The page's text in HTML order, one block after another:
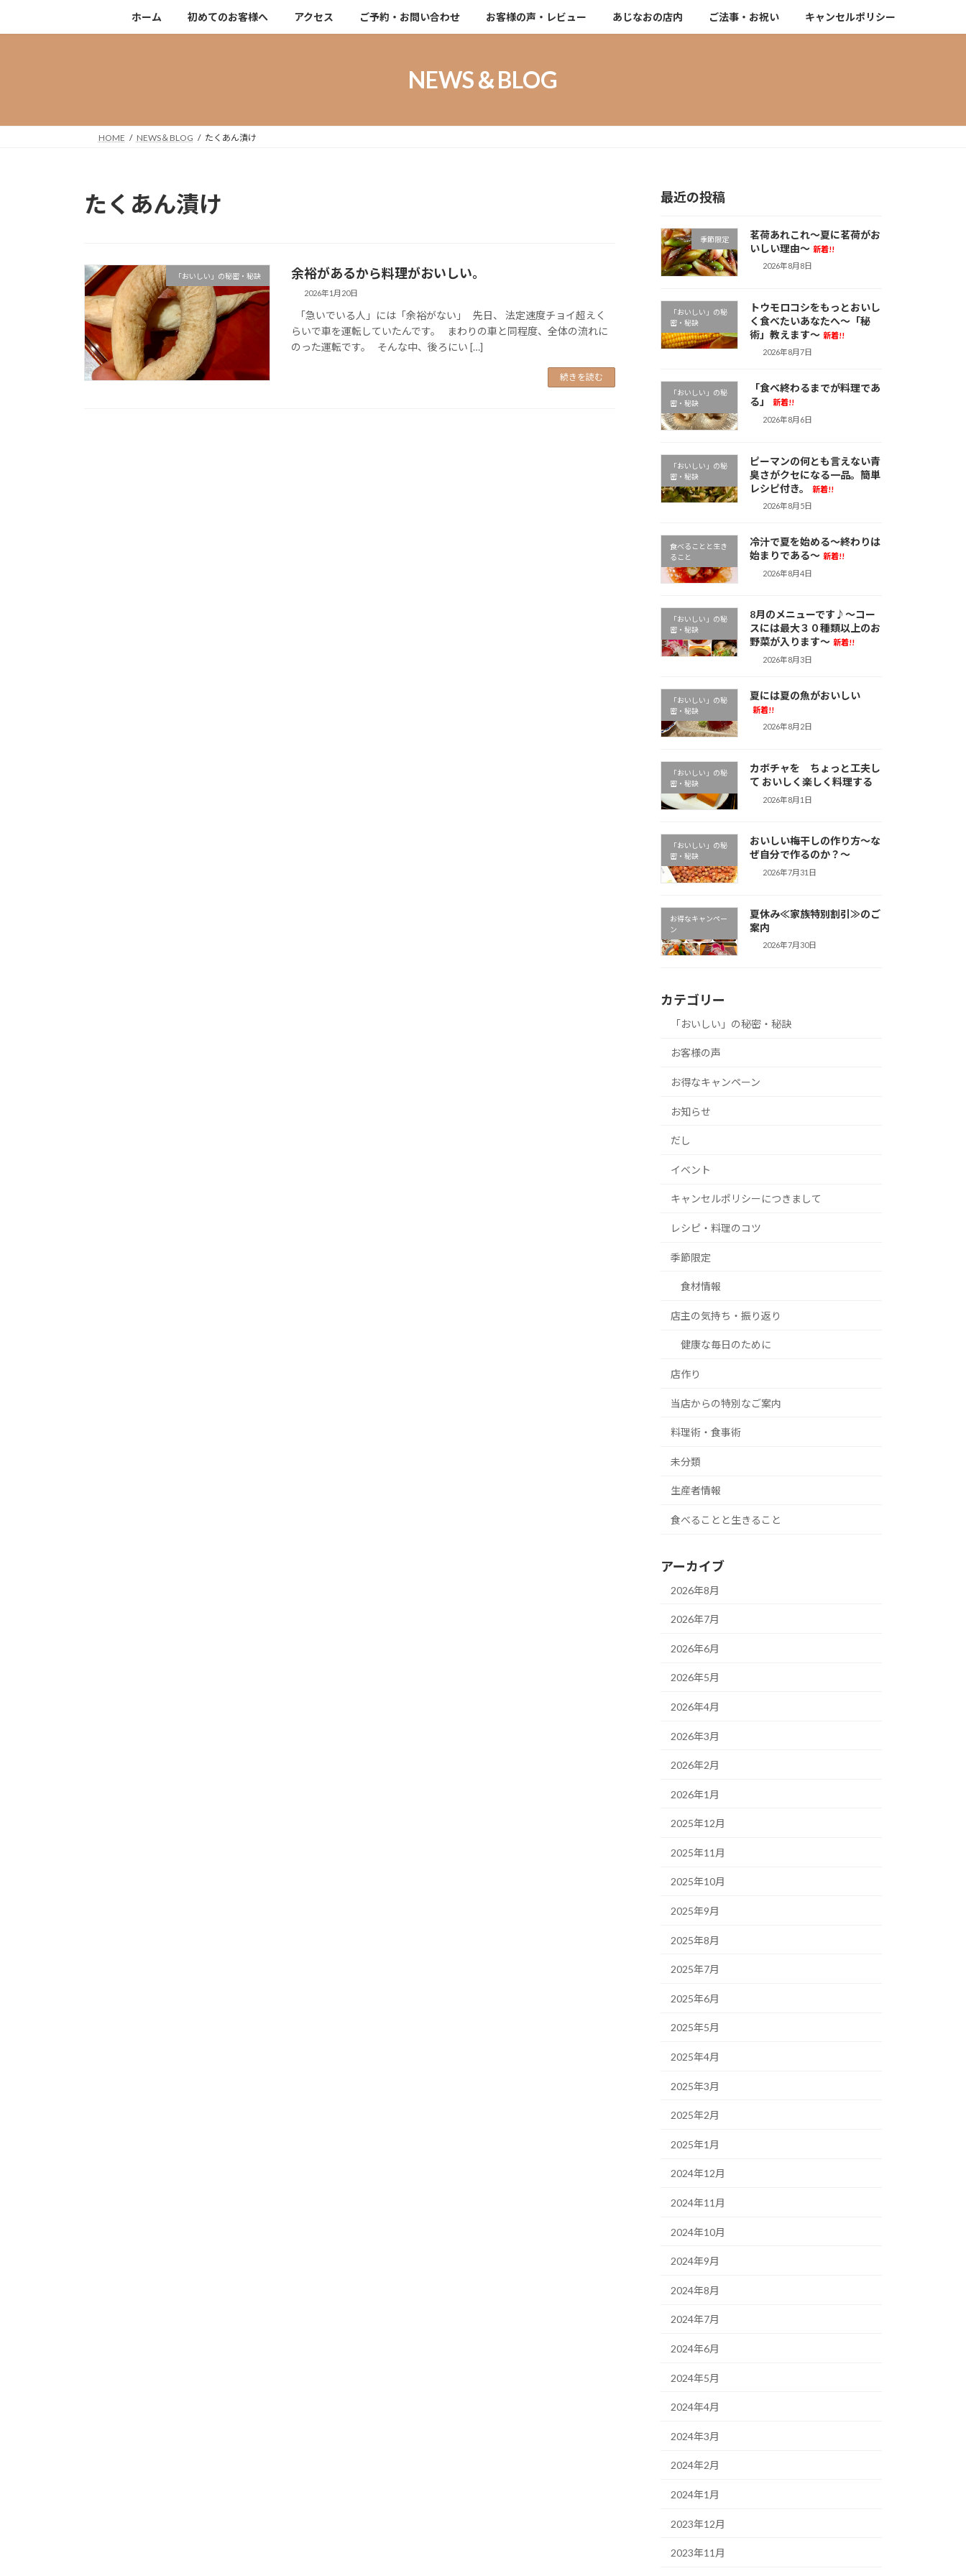
キ
に
ホーム 初めてのお客様へ アクセス ご予約・お問い合わせ お客様の声・レビュー あじなおの店内 ご法事・お祝い キャンセルポリシー
NEWS＆BLOG
HOME NEWS＆BLOG たくあん漬け
たくあん漬け
「おいしい」の秘密・秘訣 余裕があるから料理がおいしい。
2026年1月20日
「急いでいる人」には「余裕がない」 先日、 法定速度チョイ超えく
らいで車を運転していたんです。 まわりの車と同程度、全体の流れに
のった運転です。 そんな中、後ろにい […]
続きを読む
最近の投稿
季節限定
茗荷あれこれ～夏に茗荷がお
いしい理由～ 新着!!
2026年8月8日
「おいしい」の秘
密・秘訣
トウモロコシをもっとおいし
く食べたいあなたへ～「秘
術」教えます～ 新着!!
2026年8月7日
「おいしい」の秘
密・秘訣
「食べ終わるまでが料理であ
る」
新着!!
2026年8月6日
「おいしい」の秘
密・秘訣
ピーマンの何とも言えない青
臭さがクセになる一品。簡単
レシピ付き。
新着!!
2026年8月5日
食べることと生き
ること
冷汁で夏を始める～終わりは
始まりである～ 新着!!
2026年8月4日
「おいしい」の秘
密・秘訣
8月のメニューです♪～コー
スには最大３０種類以上のお
野菜が入ります～ 新着!!
2026年8月3日
「おいしい」の秘
密・秘訣
夏には夏の魚がおいしい
新着!!
2026年8月2日
「おいしい」の秘
密・秘訣
カボチャを ちょっと工夫し
て おいしく楽しく料理する
2026年8月1日
「おいしい」の秘
密・秘訣
おいしい梅干しの作り方～な
ぜ自分で作るのか？～
2026年7月31日
お得なキャンペー
ン
夏休み≪家族特別割引≫のご
案内
2026年7月30日
カテゴリー
「おいしい」の秘密・秘訣
お客様の声
お得なキャンペーン
お知らせ
だし
イベント
キャンセルポリシーにつきまして
レシピ・料理のコツ
季節限定
食材情報
店主の気持ち・振り返り
健康な毎日のために
店作り
当店からの特別なご案内
料理術・食事術
未分類
生産者情報
食べることと生きること
アーカイブ
2026年8月
2026年7月
2026年6月
2026年5月
2026年4月
2026年3月
2026年2月
2026年1月
2025年12月
2025年11月
2025年10月
2025年9月
2025年8月
2025年7月
2025年6月
2025年5月
2025年4月
2025年3月
2025年2月
2025年1月
2024年12月
2024年11月
2024年10月
2024年9月
2024年8月
2024年7月
2024年6月
2024年5月
2024年4月
2024年3月
2024年2月
2024年1月
2023年12月
2023年11月